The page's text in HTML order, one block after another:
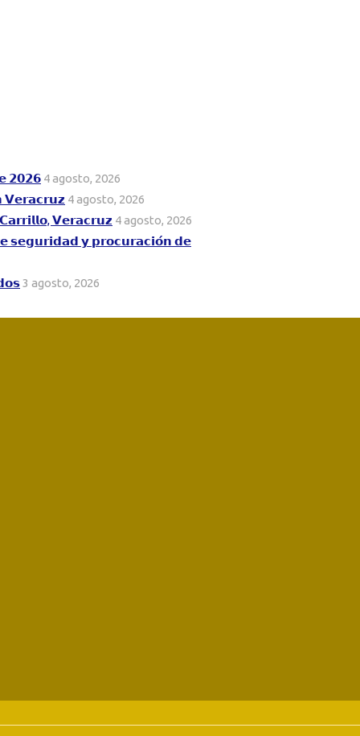
𝟮𝟬𝟮𝟲 4 agosto, 2026
𝗩𝗲𝗿𝗮𝗰𝗿𝘂𝘇 4 agosto, 2026
𝗩𝗲𝗿𝗮𝗰𝗿𝘂𝘇 4 agosto, 2026
𝘀𝗲𝗴𝘂𝗿𝗶𝗱𝗮𝗱 𝘆 𝗽𝗿𝗼𝗰𝘂𝗿𝗮𝗰𝗶𝗼́𝗻 𝗱𝗲
3 agosto, 2026